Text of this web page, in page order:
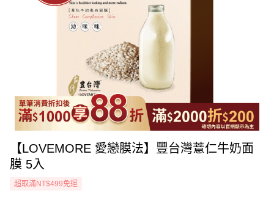
【LOVEMORE 愛戀膜法】豐台灣薏仁牛奶面
膜 5入
超取滿NT$499免運